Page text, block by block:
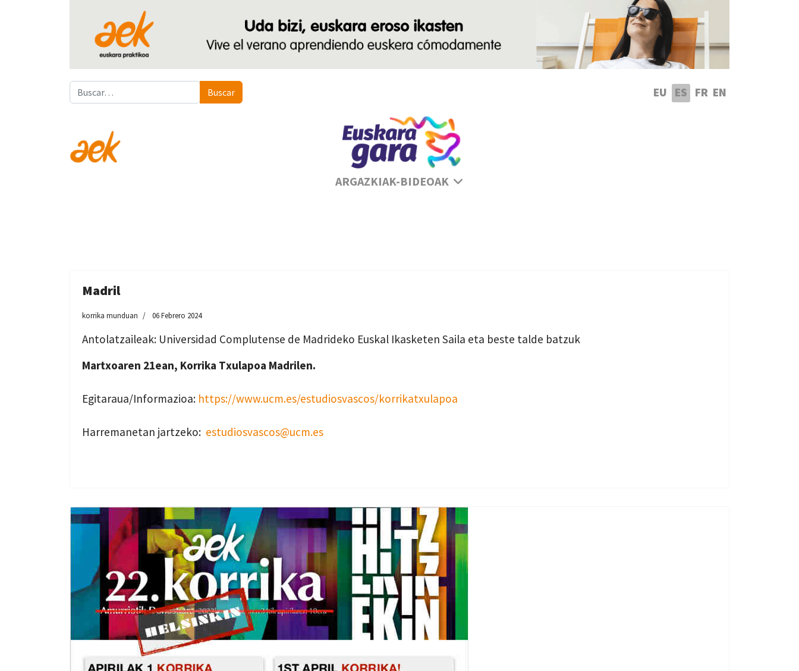
Buscar Buscar EU ES FR EN
ARGAZKIAK-BIDEOAK
Madril
korrika munduan 06 Febrero 2024
Antolatzaileak: Universidad Complutense de Madrideko Euskal Ikasketen Saila eta beste talde batzuk
Martxoaren 21ean, Korrika Txulapoa Madrilen.
Egitaraua/Informazioa: https://www.ucm.es/estudiosvascos/korrikatxulapoa
Harremanetan jartzeko: estudiosvascos@ucm.es